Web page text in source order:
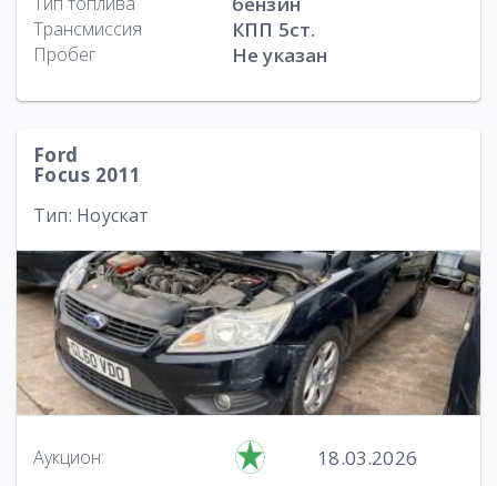
Трансмиссия КПП 5ст.
Пробег Не указан
Ford
Focus 2011
Тип: Ноускат
Аукцион: 18.03.2026